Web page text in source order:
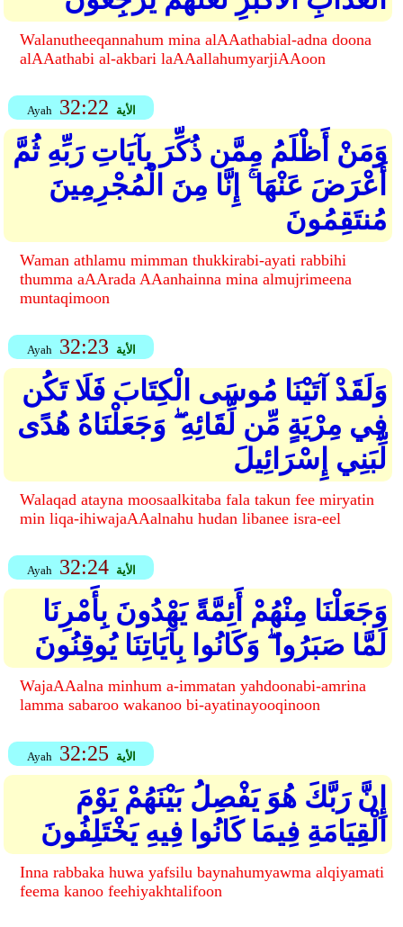
Walanutheeqannahum mina alAAathabial-adna doona
alAAathabi al-akbari laAAallahumyarjiAAoon
Ayah 32:22 الأية
وَمَنْ أَظْلَمُ مِمَّن ذُكِّرَ بِآيَاتِ رَبِّهِ ثُمَّ
أَعْرَضَ عَنْهَا ۚ إِنَّا مِنَ الْمُجْرِمِينَ
مُنتَقِمُونَ
Waman athlamu mimman thukkirabi-ayati rabbihi
thumma aAArada AAanhainna mina almujrimeena
muntaqimoon
Ayah 32:23 الأية
وَلَقَدْ آتَيْنَا مُوسَى الْكِتَابَ فَلَا تَكُن
فِي مِرْيَةٍ مِّن لِّقَائِهِ ۖ وَجَعَلْنَاهُ هُدًى
لِّبَنِي إِسْرَائِيلَ
Walaqad atayna moosaalkitaba fala takun fee miryatin
min liqa-ihiwajaAAalnahu hudan libanee isra-eel
Ayah 32:24 الأية
وَجَعَلْنَا مِنْهُمْ أَئِمَّةً يَهْدُونَ بِأَمْرِنَا
لَمَّا صَبَرُوا ۖ وَكَانُوا بِآيَاتِنَا يُوقِنُونَ
WajaAAalna minhum a-immatan yahdoonabi-amrina
lamma sabaroo wakanoo bi-ayatinayooqinoon
Ayah 32:25 الأية
إِنَّ رَبَّكَ هُوَ يَفْصِلُ بَيْنَهُمْ يَوْمَ
الْقِيَامَةِ فِيمَا كَانُوا فِيهِ يَخْتَلِفُونَ
Inna rabbaka huwa yafsilu baynahumyawma alqiyamati
feema kanoo feehiyakhtalifoon